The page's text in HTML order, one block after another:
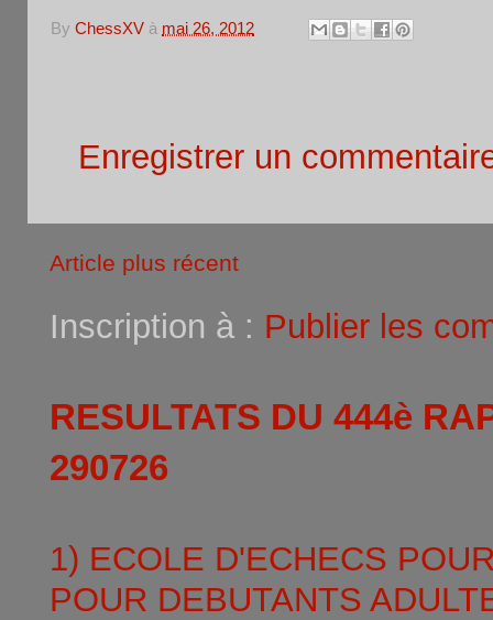
By ChessXV à mai 26, 2012
Enregistrer un
Article plus récent
Inscription à : Publier les
RESULTATS DU 444è
290726
1) ECOLE D'ECHECS
POUR DEBUTANTS